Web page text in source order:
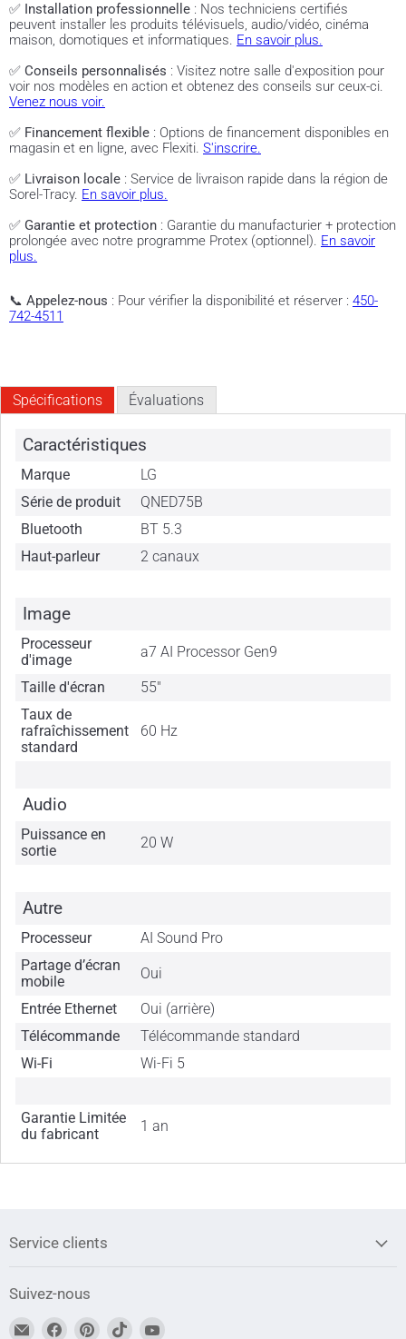
✅ Installation professionnelle : Nos techniciens certifiés
peuvent installer les produits télévisuels, audio/vidéo, cinéma
maison, domotiques et informatiques. En savoir plus.
✅ Conseils personnalisés : Visitez notre salle d'exposition pour
voir nos modèles en action et obtenez des conseils sur ceux-ci.
Venez nous voir.
✅ Financement flexible : Options de financement disponibles en
magasin et en ligne, avec Flexiti. S'inscrire.
✅ Livraison locale : Service de livraison rapide dans la région de
Sorel-Tracy. En savoir plus.
✅ Garantie et protection : Garantie du manufacturier + protection
prolongée avec notre programme Protex (optionnel). En savoir
plus.
📞 Appelez-nous : Pour vérifier la disponibilité et réserver : 450-
742-4511
Spécifications Évaluations
Caractéristiques
Marque
LG
Série de produit
QNED75B
Bluetooth
BT 5.3
Haut-parleur
2 canaux
Image
Processeur
d'image
a7 AI Processor Gen9
Taille d'écran
55"
Taux de
rafraîchissement
standard
60 Hz
Audio
Puissance en
sortie
20 W
Autre
Processeur
AI Sound Pro
Partage d’écran
mobile
Oui
Entrée Ethernet
Oui (arrière)
Télécommande
Télécommande standard
Wi-Fi
Wi-Fi 5
Garantie Limitée
du fabricant
1 an
Service clients
Suivez-nous
Trouvez-Trouvez-Trouvez-Trouvez-